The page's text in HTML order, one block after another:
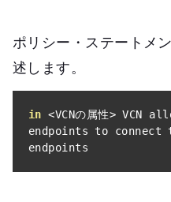
ポリシー・ステートメ
述します。
in <VCNの属性> VCN
endpoints to connect
endpoints